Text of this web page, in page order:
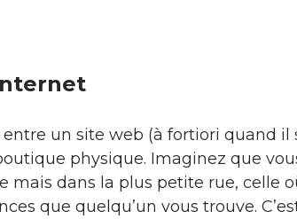
un site web (à fortiori quand il
physique. Imaginez que
mais dans la plus petite rue, celle
que quelqu’un vous trouve.